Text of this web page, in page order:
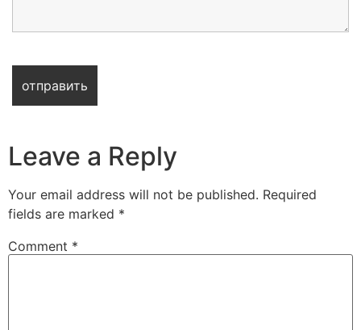
Leave a Reply
Your email address will not be published. Required
fields are marked *
Comment *